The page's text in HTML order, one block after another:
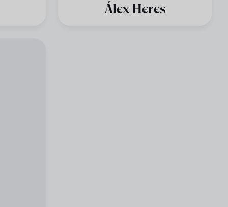
Álex Heres